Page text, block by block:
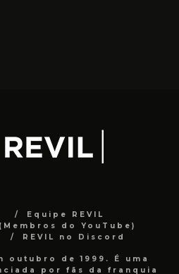
Equipe REVIL
do YouTube)
REVIL no Discord
outubro de 1999. É uma
por fãs da franquia